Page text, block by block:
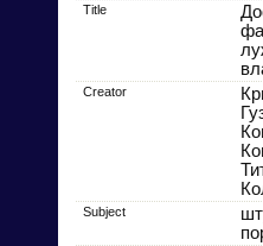
Title
Creator
Subject